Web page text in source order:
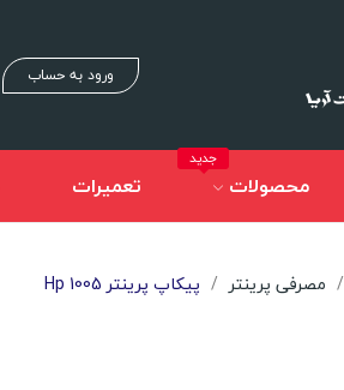
ورود به حساب
محصولات
جدید
تعمیرات
مصرفی پرینتر پیکاپ پرینتر Hp 1005